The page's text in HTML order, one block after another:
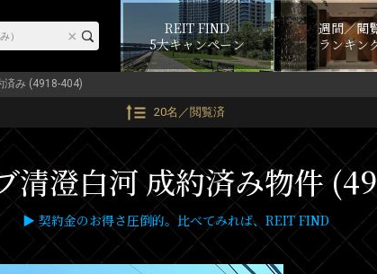
REIT FIND
5大キャンペーン
週間／閲
ランキン
済み (4918-404)
20名／閲覧済
清澄白河 成約済み物件
▶ 契約金のお得さ圧倒的。比べてみれば、REIT FIND